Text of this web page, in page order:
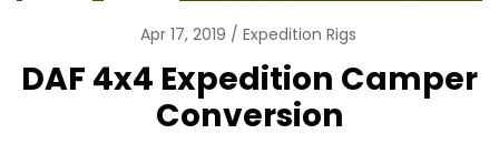
Apr 17, 2019 Expedition Rigs
DAF 4x4 Expedition Camper
Conversion